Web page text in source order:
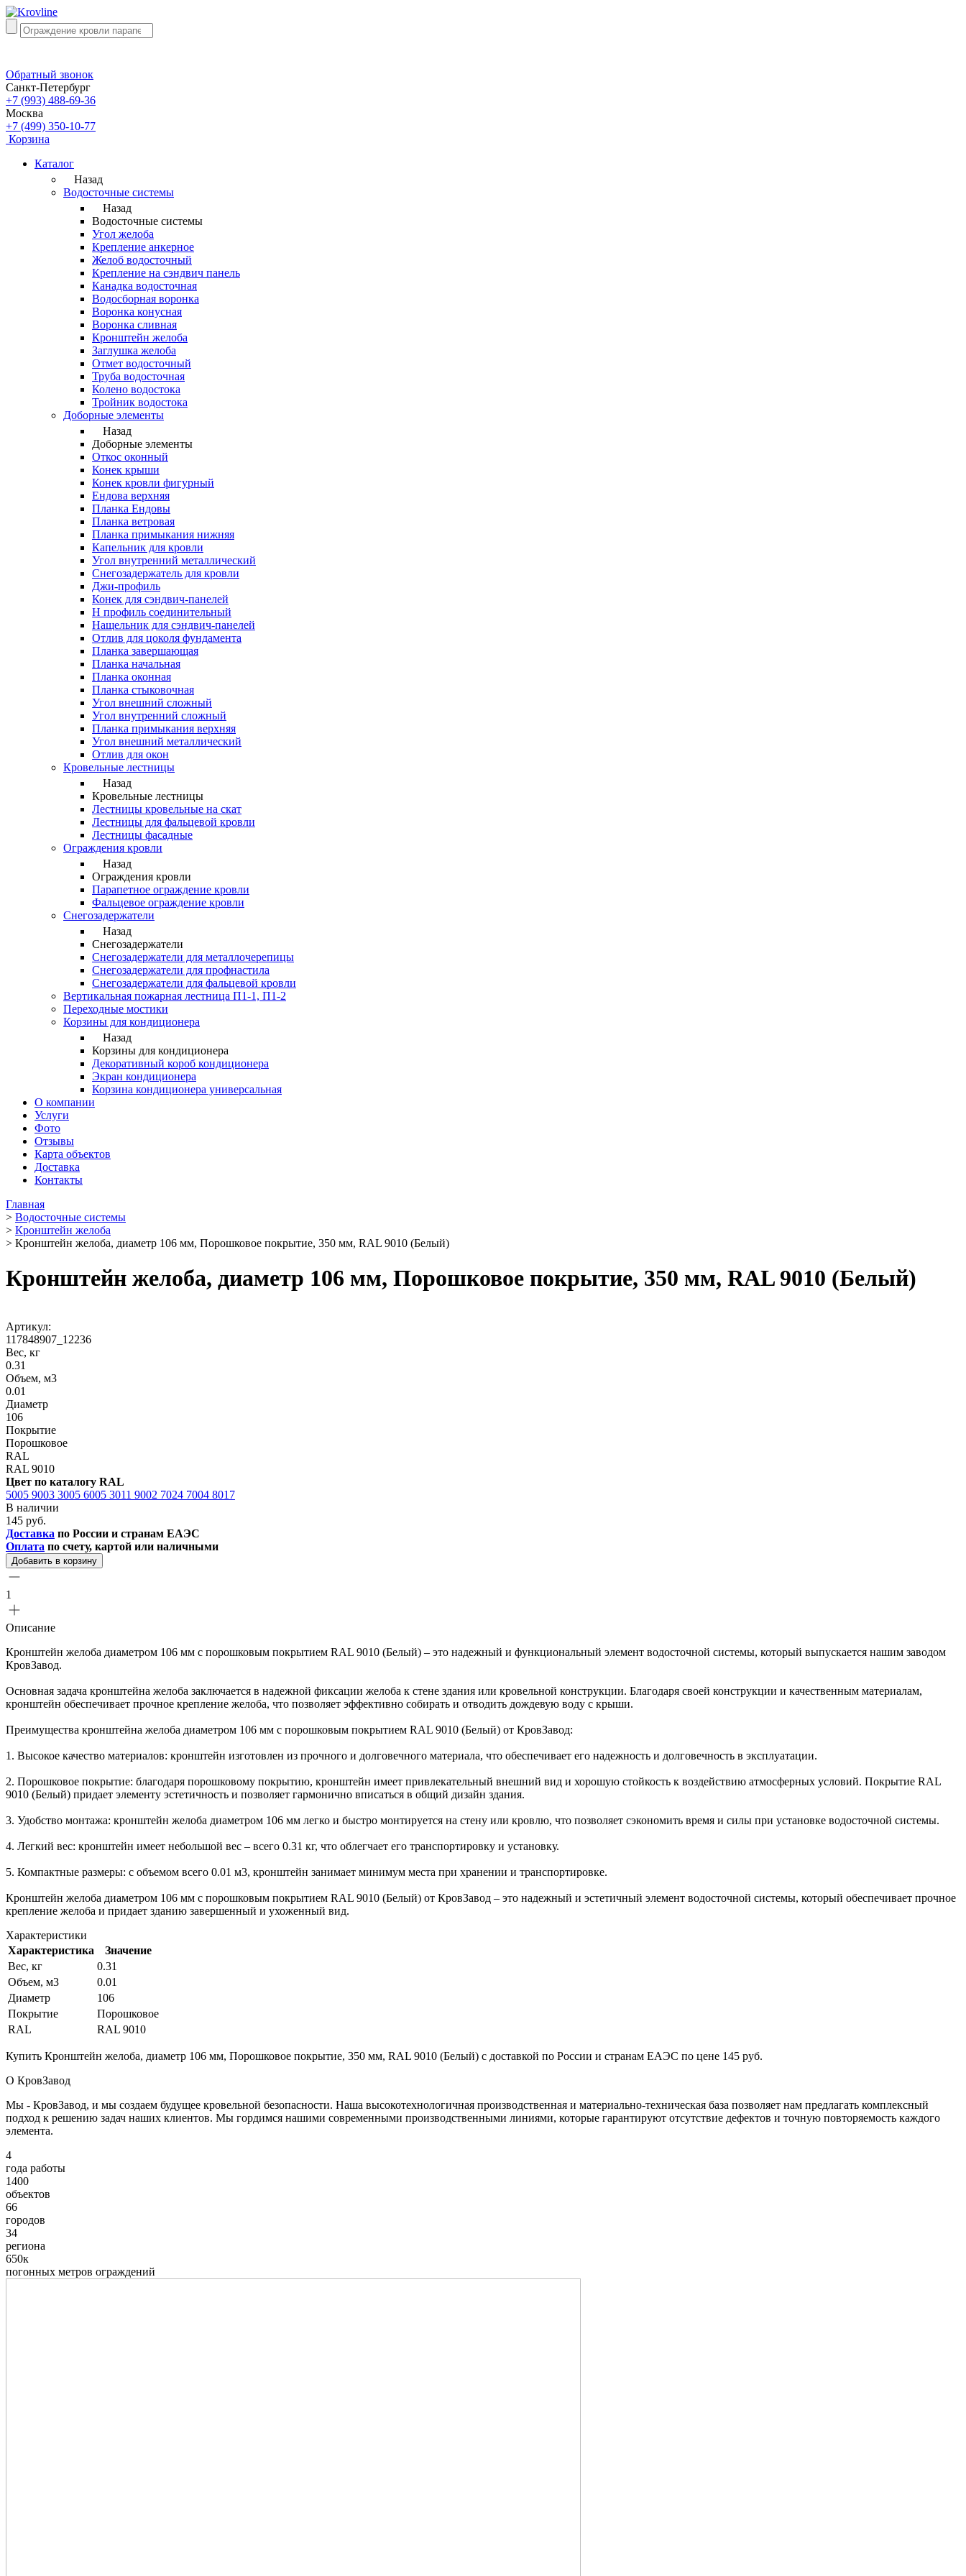
Обратный звонок
Санкт-Петербург
+7 (993) 488-69-36
Москва
+7 (499) 350-10-77
Корзина
Каталог
Назад
Водосточные системы
Назад
Водосточные системы
Угол желоба
Крепление анкерное
Желоб водосточный
Крепление на сэндвич панель
Канадка водосточная
Водосборная воронка
Воронка конусная
Воронка сливная
Кронштейн желоба
Заглушка желоба
Отмет водосточный
Труба водосточная
Колено водостока
Тройник водостока
Доборные элементы
Назад
Доборные элементы
Откос оконный
Конек крыши
Конек кровли фигурный
Ендова верхняя
Планка Ендовы
Планка ветровая
Планка примыкания нижняя
Капельник для кровли
Угол внутренний металлический
Снегозадержатель для кровли
Джи-профиль
Конек для сэндвич-панелей
Н профиль соединительный
Нащельник для сэндвич-панелей
Отлив для цоколя фундамента
Планка завершающая
Планка начальная
Планка оконная
Планка стыковочная
Угол внешний сложный
Угол внутренний сложный
Планка примыкания верхняя
Угол внешний металлический
Отлив для окон
Кровельные лестницы
Назад
Кровельные лестницы
Лестницы кровельные на скат
Лестницы для фальцевой кровли
Лестницы фасадные
Ограждения кровли
Назад
Ограждения кровли
Парапетное ограждение кровли
Фальцевое ограждение кровли
Снегозадержатели
Назад
Снегозадержатели
Снегозадержатели для металлочерепицы
Снегозадержатели для профнастила
Снегозадержатели для фальцевой кровли
Вертикальная пожарная лестница П1-1, П1-2
Переходные мостики
Корзины для кондиционера
Назад
Корзины для кондиционера
Декоративный короб кондиционера
Экран кондиционера
Корзина кондиционера универсальная
О компании
Услуги
Фото
Отзывы
Карта объектов
Доставка
Контакты
Главная
> Водосточные системы
> Кронштейн желоба
> Кронштейн желоба, диаметр 106 мм, Порошковое покрытие, 350 мм, RAL 9010 (Белый)
Кронштейн желоба, диаметр 106 мм, Порошковое покрытие, 350 мм, RAL 9010 (Белый)
Артикул:
117848907_12236
Вес, кг
0.31
Объем, м3
0.01
Диаметр
106
Покрытие
Порошковое
RAL
RAL 9010
Цвет по каталогу RAL
5005 9003 3005 6005 3011 9002 7024 7004 8017
В наличии
145 руб.
Доставка по России и странам ЕАЭС
Оплата по счету, картой или наличными
Добавить в корзину
1
Описание
Кронштейн желоба диаметром 106 мм с порошковым покрытием RAL 9010 (Белый) – это надежный и функциональный элемент водосточной системы, который выпускается нашим заводом
КровЗавод.
Основная задача кронштейна желоба заключается в надежной фиксации желоба к стене здания или кровельной конструкции. Благодаря своей конструкции и качественным материалам,
кронштейн обеспечивает прочное крепление желоба, что позволяет эффективно собирать и отводить дождевую воду с крыши.
Преимущества кронштейна желоба диаметром 106 мм с порошковым покрытием RAL 9010 (Белый) от КровЗавод:
1. Высокое качество материалов: кронштейн изготовлен из прочного и долговечного материала, что обеспечивает его надежность и долговечность в эксплуатации.
2. Порошковое покрытие: благодаря порошковому покрытию, кронштейн имеет привлекательный внешний вид и хорошую стойкость к воздействию атмосферных условий. Покрытие RAL
9010 (Белый) придает элементу эстетичность и позволяет гармонично вписаться в общий дизайн здания.
3. Удобство монтажа: кронштейн желоба диаметром 106 мм легко и быстро монтируется на стену или кровлю, что позволяет сэкономить время и силы при установке водосточной системы.
4. Легкий вес: кронштейн имеет небольшой вес – всего 0.31 кг, что облегчает его транспортировку и установку.
5. Компактные размеры: с объемом всего 0.01 м3, кронштейн занимает минимум места при хранении и транспортировке.
Кронштейн желоба диаметром 106 мм с порошковым покрытием RAL 9010 (Белый) от КровЗавод – это надежный и эстетичный элемент водосточной системы, который обеспечивает прочное
крепление желоба и придает зданию завершенный и ухоженный вид.
Характеристики
Характеристика
Значение
Вес, кг
0.31
Объем, м3
0.01
Диаметр
106
Покрытие
Порошковое
RAL
RAL 9010
Купить Кронштейн желоба, диаметр 106 мм, Порошковое покрытие, 350 мм, RAL 9010 (Белый) с доставкой по России и странам ЕАЭС по цене 145 руб.
О КровЗавод
Мы - КровЗавод, и мы создаем будущее кровельной безопасности. Наша высокотехнологичная производственная и материально-техническая база позволяет нам предлагать комплексный
подход к решению задач наших клиентов. Мы гордимся нашими современными производственными линиями, которые гарантируют отсутствие дефектов и точную повторяемость каждого
элемента.
4
года работы
1400
объектов
66
городов
34
региона
650к
погонных метров ограждений